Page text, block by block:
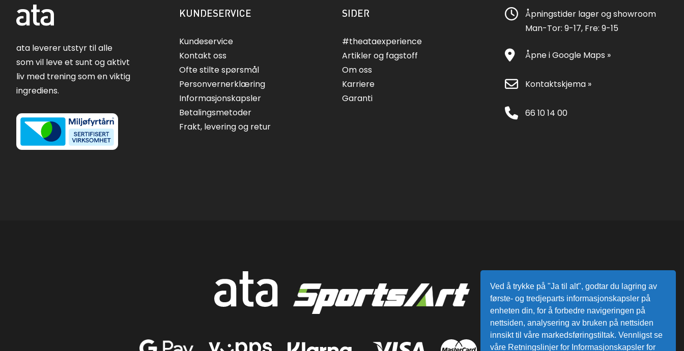
ata leverer utstyr til alle
som vil leve et sunt og aktivt
liv med trening som en viktig
ingrediens.
KUNDESERVICE
Kundeservice
Kontakt oss
Ofte stilte spørsmål
Personvernerklæring
Informasjonskapsler
Betalingsmetoder
Frakt, levering og retur
SIDER
#theataexperience
Artikler og fagstoff
Om oss
Karriere
Garanti
Åpningstider lager og showroom
Man-Tor: 9-17, Fre: 9-15
Åpne i Google Maps »
Kontaktskjema »
66 10 14 00
Ved å trykke på "Ja til alt", godtar du lagring av
første- og tredjeparts informasjonskapsler på
enheten din, for å forbedre navigeringen på
nettsiden, analysering av bruken på nettsiden
innsikt til våre markedsføringstiltak. Vennligst se
våre Retningslinjer for Informasjonskapsler for